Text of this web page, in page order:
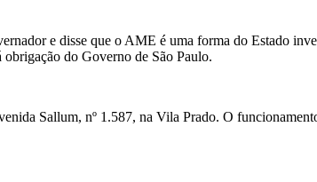
e disse que o AME é uma forma do Estado
do Governo de São Paulo.
Sallum, nº 1.587, na Vila Prado. O